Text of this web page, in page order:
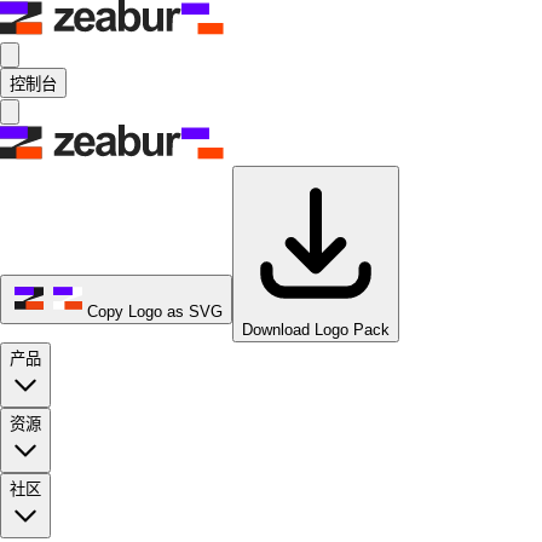
控制台
Copy Logo as SVG
Download Logo Pack
产品
资源
社区